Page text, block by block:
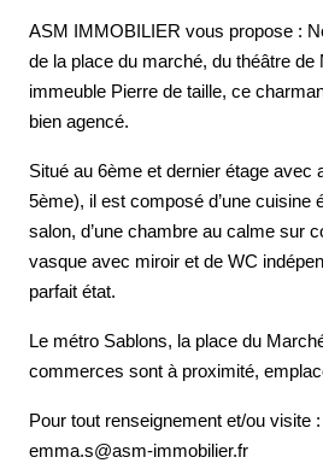
ASM IMMOBILIER vous propose :
de la place du marché, du théâtre de
immeuble Pierre de taille, ce
bien agencé.
Situé au 6ème et dernier étage avec
5ème), il est composé d’une cuisine
salon, d’une chambre au calme sur
vasque avec miroir et de WC
parfait état.
Le métro Sablons, la place du
commerces sont à proximité,
Pour tout renseignement et/ou visite :
emma.s@asm-immobilier.fr